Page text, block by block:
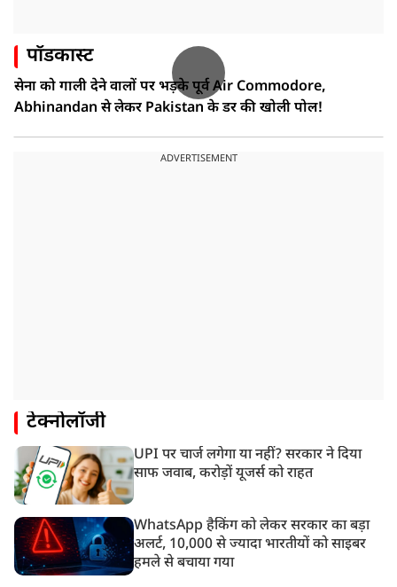
पॉडकास्ट
सेना को गाली देने वालों पर भड़के पूर्व Air Commodore,
Abhinandan से लेकर Pakistan के डर की खोली पोल!
ADVERTISEMENT
टेक्नोलॉजी
UPI पर चार्ज लगेगा या नहीं? सरकार ने दिया
साफ जवाब, करोड़ों यूजर्स को राहत
WhatsApp हैकिंग को लेकर सरकार का बड़ा
अलर्ट, 10,000 से ज्यादा भारतीयों को साइबर
हमले से बचाया गया